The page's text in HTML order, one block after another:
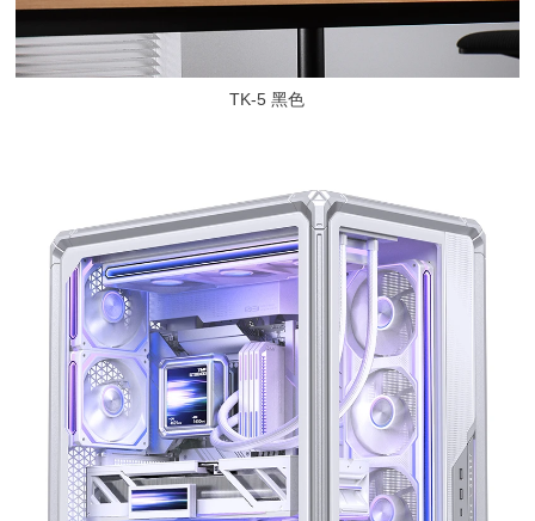
TK-5 黑色